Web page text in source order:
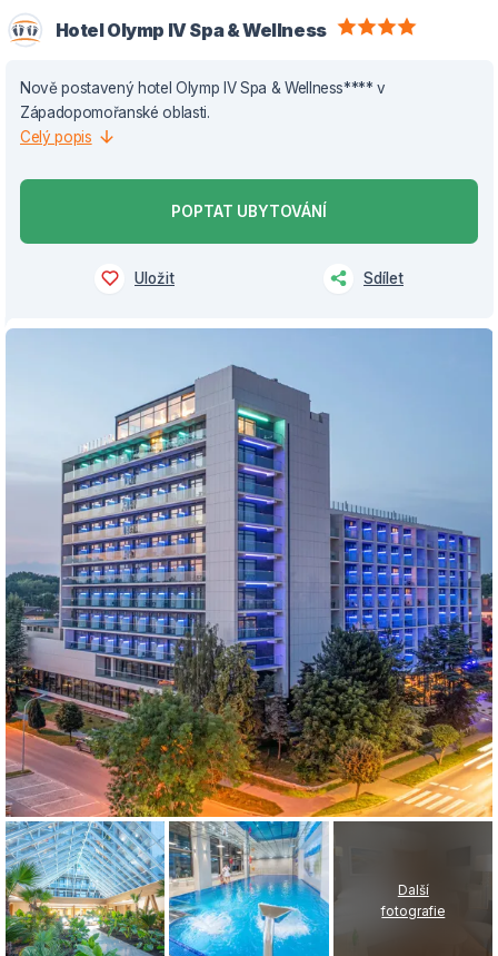
Hotel Olymp IV Spa & Wellness
Nově postavený hotel Olymp IV Spa & Wellness**** v
Západopomořanské oblasti.
Celý popis
POPTAT UBYTOVÁNÍ
Uložit Sdílet
Další
fotografie